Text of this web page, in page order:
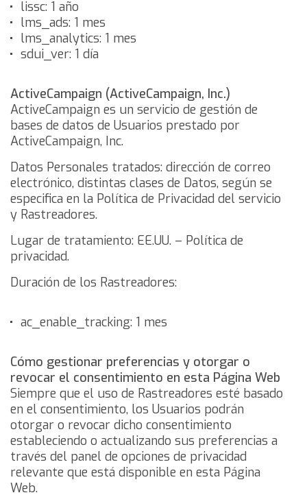
lissc: 1 año
lms_ads: 1 mes
lms_analytics: 1 mes
sdui_ver: 1 día
ActiveCampaign (ActiveCampaign, Inc.)
ActiveCampaign es un servicio de gestión de
bases de datos de Usuarios prestado por
ActiveCampaign, Inc.
Datos Personales tratados: dirección de correo
electrónico, distintas clases de Datos, según se
especifica en la Política de Privacidad del servicio
y Rastreadores.
Lugar de tratamiento: EE.UU. – Política de
privacidad.
Duración de los Rastreadores:
ac_enable_tracking: 1 mes
Cómo gestionar preferencias y otorgar o
revocar el consentimiento en esta Página Web
Siempre que el uso de Rastreadores esté basado
en el consentimiento, los Usuarios podrán
otorgar o revocar dicho consentimiento
estableciendo o actualizando sus preferencias a
través del panel de opciones de privacidad
relevante que está disponible en esta Página
Web.